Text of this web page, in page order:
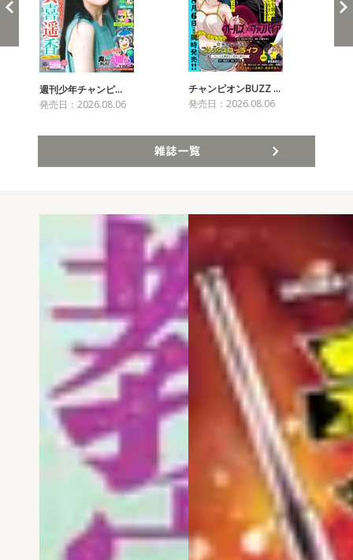
週刊少年チャンピ…
発売日：2026.08.06
チャンピオンBUZZ …
発売日：2026.08.06